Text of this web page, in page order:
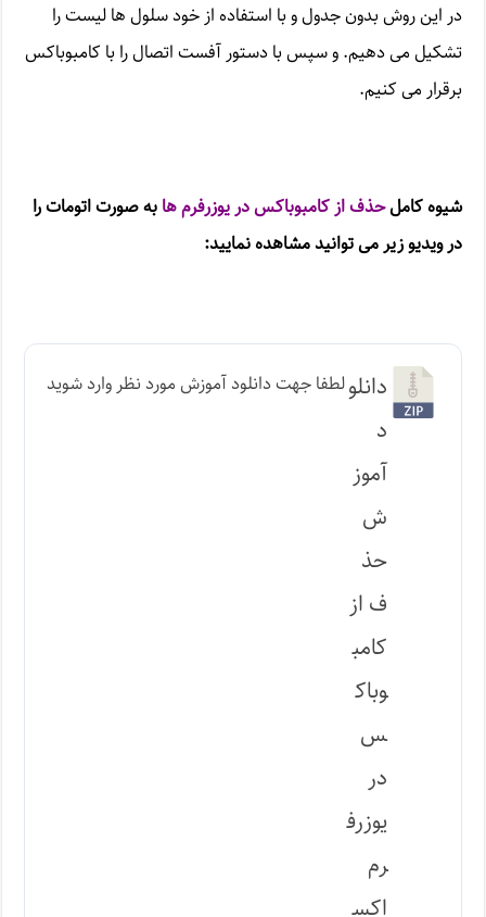
در این روش بدون جدول و با استفاده از خود سلول ها لیست را
تشکیل می دهیم. و سپس با دستور آفست اتصال را با کامبوباکس
برقرار می کنیم.
شیوه کاملحذف از کامبوباکس در یوزرفرم هابه صورت اتومات را
در ویدیو زیر می توانید مشاهده نمایید:
دانلو
د
آموز
ش
حذ
ف از
کامب
وباک
س
در
یوزرف
رم
اکس
لطفا جهت دانلود آموزش مورد نظر وارد شوید